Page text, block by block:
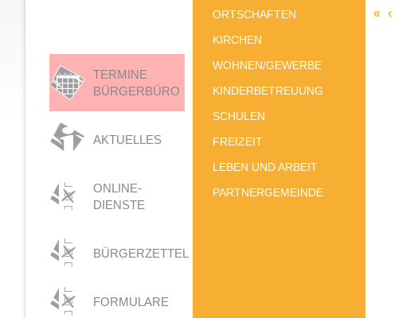
TERMINE
BÜRGERBÜRO
AKTUELLES
ONLINE-
DIENSTE
BÜRGERZETTEL
FORMULARE
ORTSCHAFTEN
KIRCHEN
WOHNEN/GEWERBE
KINDERBETREUUNG
SCHULEN
FREIZEIT
LEBEN UND ARBEIT
PARTNERGEMEINDE
« ‹